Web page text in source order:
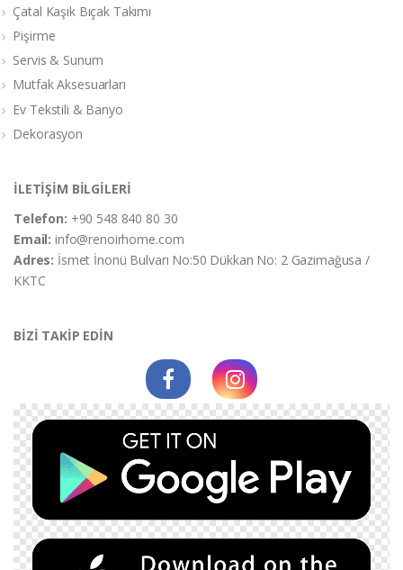
Çatal Kaşık Bıçak Takımı
Pişirme
Servis & Sunum
Mutfak Aksesuarları
Ev Tekstili & Banyo
Dekorasyon
İLETİŞİM BİLGİLERİ
Telefon: +90 548 840 80 30
Email:info@renoirhome.com
Adres: İsmet İnonü Bulvarı No:50 Dükkan No: 2 Gazimağusa /
KKTC
BİZİ TAKİP EDİN